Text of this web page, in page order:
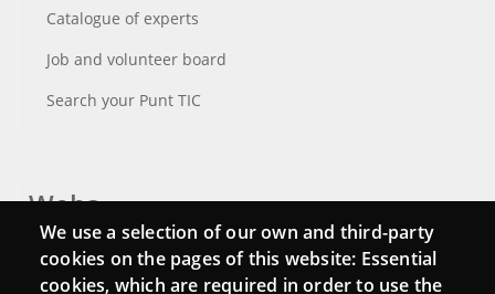
Catalogue of experts
Job and volunteer board
Search your Punt TIC
Webs
Login
We use a selection of our own and third-party
cookies on the pages of this website: Essential
cookies, which are required in order to use the